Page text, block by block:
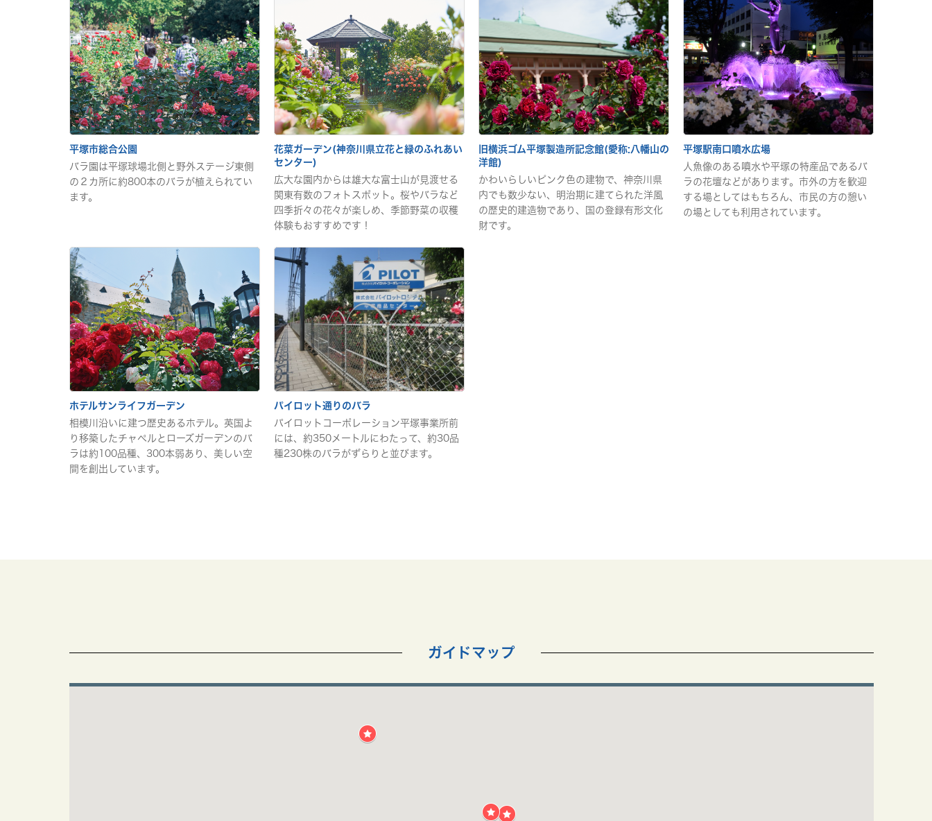
平塚市総合公園
バラ園は平塚球場北側と野外ステージ東側
の２カ所に約800本のバラが植えられてい
ます。
花菜ガーデン(神奈川県立花と緑のふれあい
センター)
広大な園内からは雄大な富士山が見渡せる
関東有数のフォトスポット。桜やバラなど
四季折々の花々が楽しめ、季節野菜の収穫
体験もおすすめです！
旧横浜ゴム平塚製造所記念館(愛称:八幡山の
洋館)
かわいらしいピンク色の建物で、神奈川県
内でも数少ない、明治期に建てられた洋風
の歴史的建造物であり、国の登録有形文化
財です。
平塚駅南口噴水広場
人魚像のある噴水や平塚の特産品であるバ
ラの花壇などがあります。市外の方を歓迎
する場としてはもちろん、市民の方の憩い
の場としても利用されています。
ホテルサンライフガーデン
相模川沿いに建つ歴史あるホテル。英国よ
り移築したチャペルとローズガーデンのバ
ラは約100品種、300本弱あり、美しい空
間を創出しています。
パイロット通りのバラ
パイロットコーポレーション平塚事業所前
には、約350メートルにわたって、約30品
種230株のバラがずらりと並びます。
ガイドマップ